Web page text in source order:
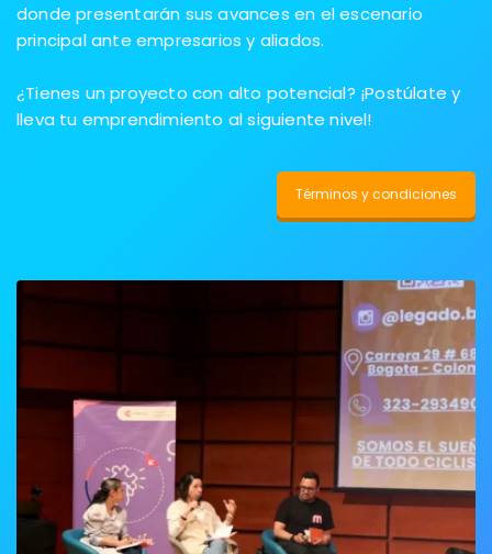
donde presentarán sus avances en el escenario
principal ante empresarios y aliados.
¿Tienes un proyecto con alto potencial? ¡Postúlate y
lleva tu emprendimiento al siguiente nivel!
Términos y condiciones